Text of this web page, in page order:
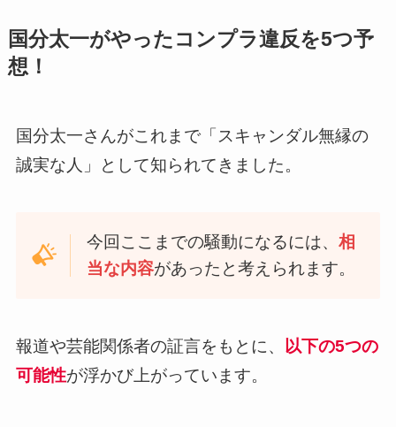
国分太一がやったコンプラ違反を5つ予
想！
国分太一さんがこれまで「スキャンダル無縁の
誠実な人」として知られてきました。
今回ここまでの騒動になるには、 相
当な内容があったと考えられます。
報道や芸能関係者の証言をもとに、 以下の5つの
可能性が浮かび上がっています。